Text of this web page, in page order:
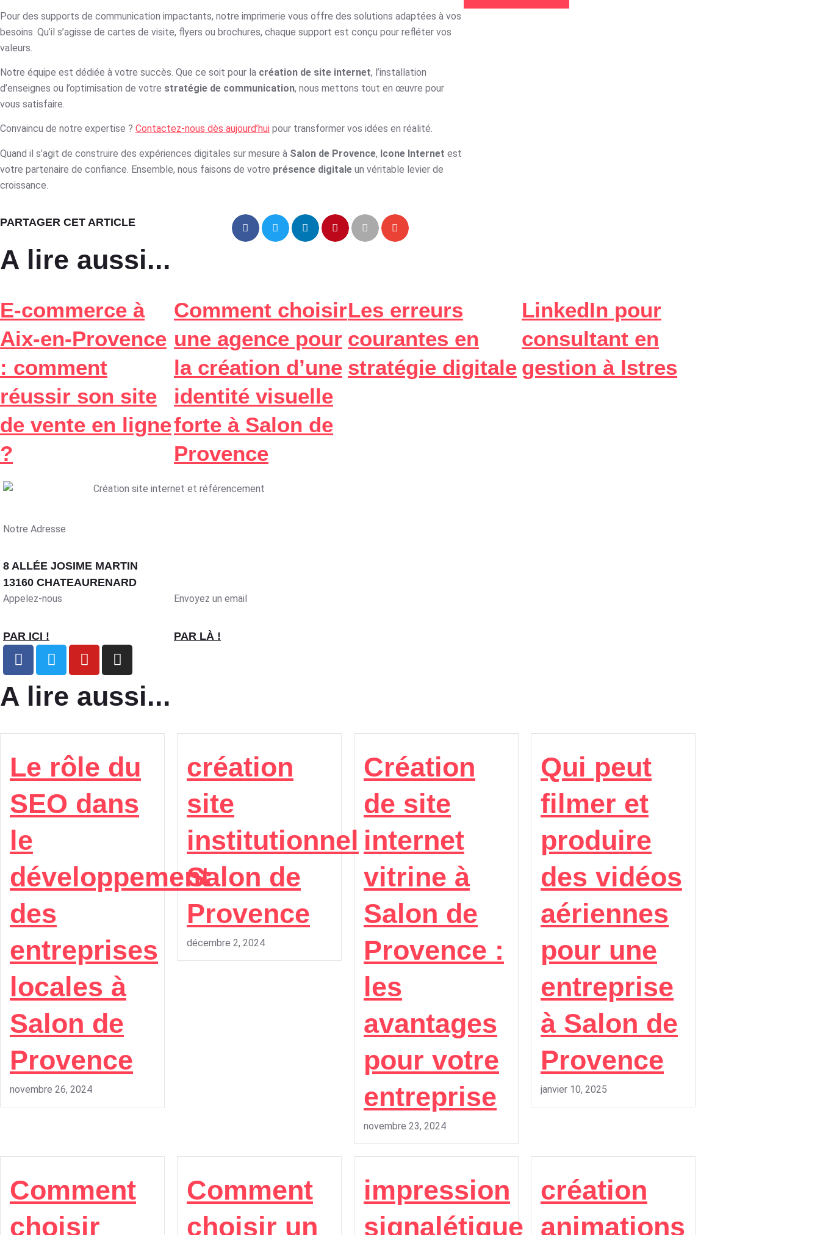
Pour des supports de communication impactants, notre imprimerie vous offre des solutions adaptées à vos
besoins. Qu’il s’agisse de cartes de visite, flyers ou brochures, chaque support est conçu pour refléter vos
valeurs.
Notre équipe est dédiée à votre succès. Que ce soit pour la création de site internet, l’installation
d’enseignes ou l’optimisation de votre stratégie de communication, nous mettons tout en œuvre pour
vous satisfaire.
Convaincu de notre expertise ? Contactez-nous dès aujourd’hui pour transformer vos idées en réalité.
Quand il s’agit de construire des expériences digitales sur mesure à Salon de Provence, Icone Internet est
votre partenaire de confiance. Ensemble, nous faisons de votre présence digitale un véritable levier de
croissance.
PARTAGER CET ARTICLE
A lire aussi...
E-commerce à
Aix-en-Provence
: comment
réussir son site
de vente en ligne
?
Comment choisir
une agence pour
la création d’une
identité visuelle
forte à Salon de
Provence
Les erreurs
courantes en
stratégie digitale
LinkedIn pour
consultant en
gestion à Istres
Notre Adresse
8 ALLÉE JOSIME MARTIN
13160 CHATEAURENARD
Appelez-nous
PAR ICI !
Envoyez un email
PAR LÀ !
A lire aussi...
Le rôle du
SEO dans
le
développement
des
entreprises
locales à
Salon de
Provence
novembre 26, 2024
création
site
institutionnel
Salon de
Provence
décembre 2, 2024
Création
de site
internet
vitrine à
Salon de
Provence :
les
avantages
pour votre
entreprise
novembre 23, 2024
Qui peut
filmer et
produire
des vidéos
aériennes
pour une
entreprise
à Salon de
Provence
janvier 10, 2025
Comment
choisir
Comment
choisir un
impression
signalétique
création
animations